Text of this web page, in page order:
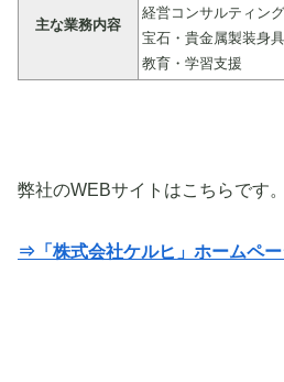
主な業務内容
経営コンサルティン
宝石・貴金属製装身
教育・学習支援
弊社のWEBサイトはこちらです。
⇒「株式会社ケルヒ」ホームペ